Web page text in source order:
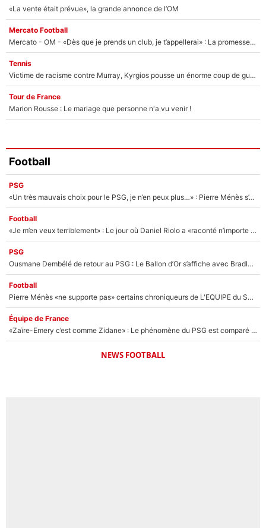
«La vente était prévue», la grande annonce de l’OM
Mercato Football
Mercato - OM - «Dès que je prends un club, je t’appellerai» : La promesse de Marcelino au moment de claquer la porte
Tennis
Victime de racisme contre Murray, Kyrgios pousse un énorme coup de gueule !
Tour de France
Marion Rousse : Le mariage que personne n'a vu venir !
Football
PSG
«Un très mauvais choix pour le PSG, je n’en peux plus…» : Pierre Ménès s’est complètement trompé avec Luis Enrique et ces déclarations le prouvent !
Football
«Je m’en veux terriblement» : Le jour où Daniel Riolo a «raconté n’importe quoi» dans l'After Foot !
PSG
Ousmane Dembélé de retour au PSG : Le Ballon d’Or s’affiche avec Bradley Barcola en plein cœur du feuilleton sur son départ !
Football
Pierre Ménès «ne supporte pas» certains chroniqueurs de L'EQUIPE du Soir : Ils vont tous partir !
Équipe de France
«Zaïre-Emery c’est comme Zidane» : Le phénomène du PSG est comparé à son nouveau sélectionneur... et ils vont se retrouver en Bleus !
NEWS FOOTBALL